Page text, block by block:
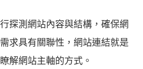
探測網站內容與結構，確保網
求具有關聯性，網站連結就是
解網站主軸的方式。